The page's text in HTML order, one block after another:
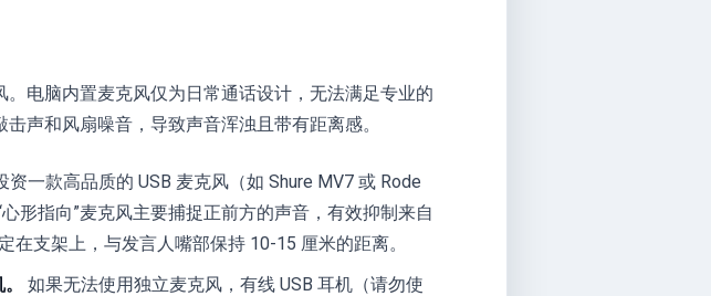
电脑内置麦克风仅为日常通话设计，无法满足专业的
声和风扇噪音，导致声音浑浊且带有距离感。
资一款高品质的 USB 麦克风（如 Shure MV7 或 Rode
形指向”麦克风主要捕捉正前方的声音，有效抑制来自
在支架上，与发言人嘴部保持 10-15 厘米的距离。
如果无法使用独立麦克风，有线 USB 耳机（请勿使